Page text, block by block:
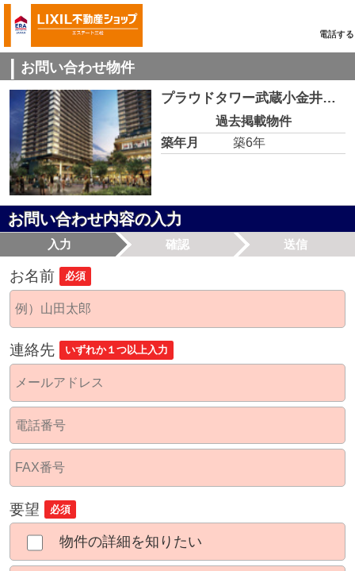
電話する
お問い合わせ物件
プラウドタワー武蔵小金井クロスEAST 2109
過去掲載物件
築年月
築6年
お問い合わせ内容の入力
入力 確認 送信
お名前 必須
連絡先 いずれか１つ以上入力
要望 必須
物件の詳細を知りたい